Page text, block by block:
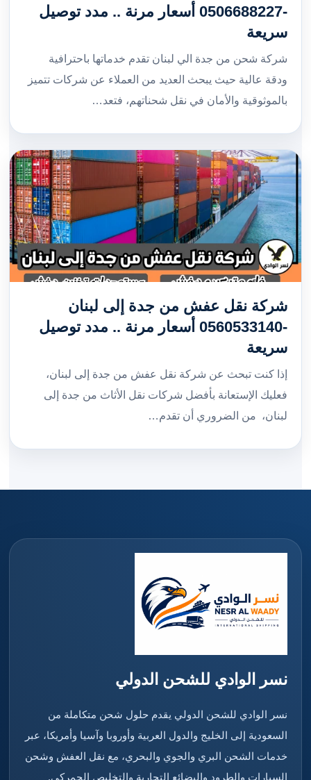
-0506688227 أسعار مرنة .. مدد توصيل
سريعة
شركة شحن من جدة الي لبنان تقدم خدماتها باحترافية
ودقة عالية حيث يبحث العديد من العملاء عن شركات تتميز
بالموثوقية والأمان في نقل شحناتهم، فتعد…
شركة نقل عفش من جدة إلى لبنان
-0560533140 أسعار مرنة .. مدد توصيل
سريعة
إذا كنت تبحث عن شركة نقل عفش من جدة إلى لبنان،
فعليك الإستعانة بأفضل شركات نقل الأثاث من جدة إلى
لبنان، من الضروري أن تقدم…
نسر الوادي للشحن الدولي
نسر الوادي للشحن الدولي يقدم حلول شحن متكاملة من
السعودية إلى الخليج والدول العربية وأوروبا وآسيا وأمريكا، عبر
خدمات الشحن البري والجوي والبحري، مع نقل العفش وشحن
السيارات والطرود والبضائع التجارية والتخليص الجمركي.